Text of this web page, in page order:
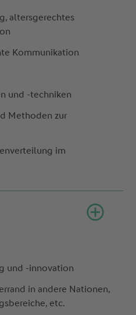
altersgerechtes
Kommunikation
und -techniken
Methoden zur
im
und -innovation
in andere Nationen,
etc.